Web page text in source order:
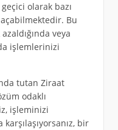
olarak bazı
Bu
veya
işlemlerinizi
tutan Ziraat
odaklı
işleminizi
bir